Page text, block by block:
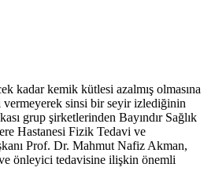
kadar kemik kütlesi azalmış olmasına
sinsi bir seyir izlediğinin
grup şirketlerinden Bayındır Sağlık
Hastanesi Fizik Tedavi ve
Prof. Dr. Mahmut Nafiz Akman,
ve önleyici tedavisine ilişkin önemli